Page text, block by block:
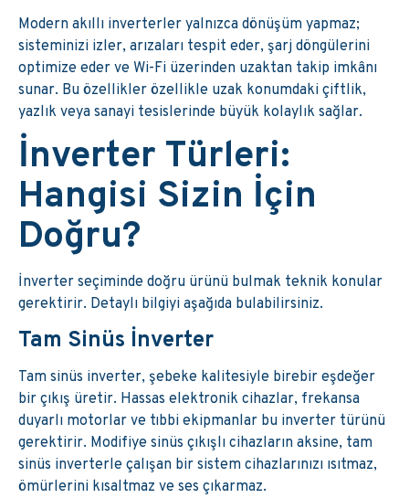
Modern akıllı inverterler yalnızca dönüşüm yapmaz;
sisteminizi izler, arızaları tespit eder, şarj döngülerini
optimize eder ve Wi-Fi üzerinden uzaktan takip imkânı
sunar. Bu özellikler özellikle uzak konumdaki çiftlik,
yazlık veya sanayi tesislerinde büyük kolaylık sağlar.
İnverter Türleri:
Hangisi Sizin İçin
Doğru?
İnverter seçiminde doğru ürünü bulmak teknik konular
gerektirir. Detaylı bilgiyi aşağıda bulabilirsiniz.
Tam Sinüs İnverter
Tam sinüs inverter, şebeke kalitesiyle birebir eşdeğer
bir çıkış üretir. Hassas elektronik cihazlar, frekansa
duyarlı motorlar ve tıbbi ekipmanlar bu inverter türünü
gerektirir. Modifiye sinüs çıkışlı cihazların aksine, tam
sinüs inverterle çalışan bir sistem cihazlarınızı ısıtmaz,
ömürlerini kısaltmaz ve ses çıkarmaz.